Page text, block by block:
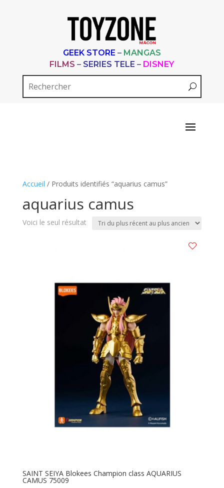
GEEK STORE – MANGAS
FILMS – SERIES TELE – DISNEY
Accueil / Produits identifiés “aquarius camus”
aquarius camus
Voici le seul résultat
SAINT SEIYA Blokees Champion class AQUARIUS
CAMUS 75009